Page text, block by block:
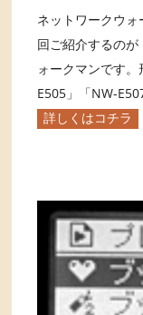
ネットワークウ
回ご紹介するの
ォークマンです
E505」「NW-
詳しくはコチラ